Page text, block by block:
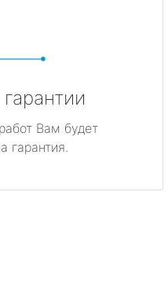
Вам будет
гарантия.